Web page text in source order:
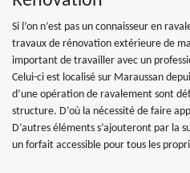
Si l’on n’est pas un connaisseur en
travaux de rénovation extérieure de
important de travailler avec un
Celui-ci est localisé sur Maraussan
d’une opération de ravalement sont
structure. D’où la nécessité de faire
D’autres éléments s’ajouteront par la
un forfait accessible pour tous les